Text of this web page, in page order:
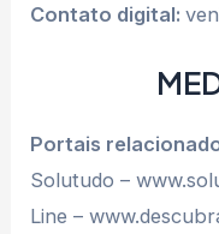
Contato digital:
Portais
Solutudo –
Line –